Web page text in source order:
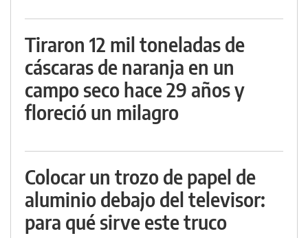
Tiraron 12 mil toneladas de
cáscaras de naranja en un
campo seco hace 29 años y
floreció un milagro
Colocar un trozo de papel de
aluminio debajo del televisor:
para qué sirve este truco